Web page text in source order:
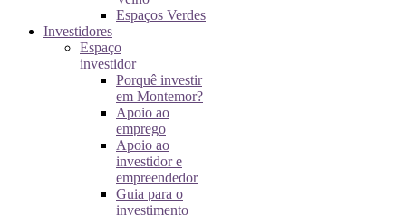
Espaços Verdes
Investidores
Espaço
investidor
Porquê investir
em Montemor?
Apoio ao
emprego
Apoio ao
investidor e
empreendedor
Guia para o
investimento